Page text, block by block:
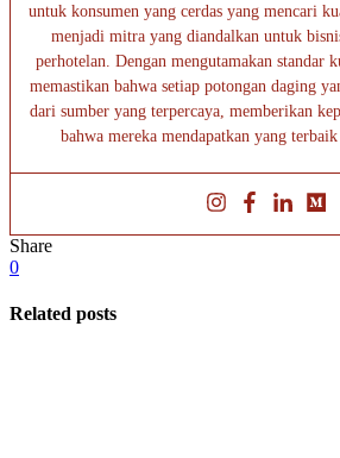
untuk konsumen yang cerdas yang mencari
menjadi mitra yang diandalkan untuk
perhotelan. Dengan mengutamakan standar
memastikan bahwa setiap potongan daging
dari sumber yang terpercaya, memberikan
bahwa mereka mendapatkan yang terbaik
Share
0
Related posts